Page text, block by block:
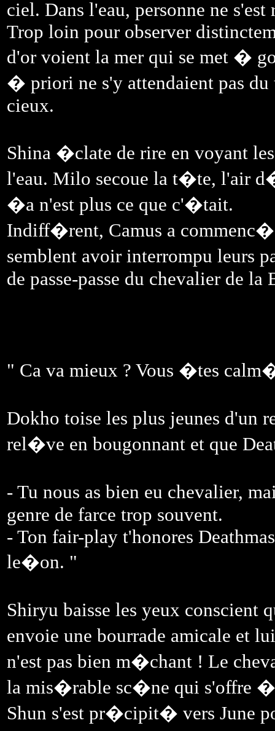
ciel. Dans l'eau, personne ne
Trop loin pour observer
d'or voient la mer qui se met �
� priori ne s'y attendaient pas
cieux.
Shina �clate de rire en voyant
l'eau. Milo secoue la t�te, l'air
�a n'est plus ce que c'�tait.
Indiff�rent, Camus a
semblent avoir interrompu leurs
de passe-passe du chevalier de la
" Ca va mieux ? Vous �tes
Dokho toise les plus jeunes d'un
rel�ve en bougonnant et que
- Tu nous as bien eu chevalier,
genre de farce trop souvent.
- Ton fair-play t'honores
le�on. "
Shiryu baisse les yeux
envoie une bourrade amicale et
n'est pas bien m�chant ! Le
la mis�rable sc�ne qui s'offre �
Shun s'est pr�cipit� vers June